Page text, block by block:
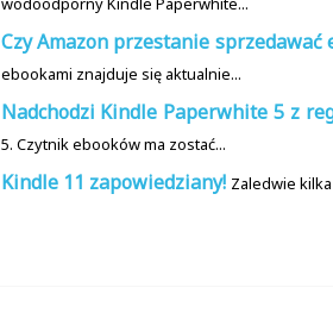
Czy Amazon przestanie
ebookami znajduje się aktualnie...
Nadchodzi Kindle Paperwhite 5 z
5. Czytnik ebooków ma zostać...
Kindle 11 zapowiedziany! Zaledwie